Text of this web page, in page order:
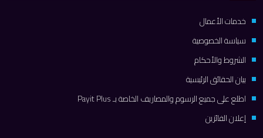
خدمات الأعمال
سياسة الخصوصية
الشروط والأحكام
بيان الحقائق الرئيسية
اطلع على جميع الرسوم والمصاريف الخاصة بـ Payit Plus
إعلان الفائزين